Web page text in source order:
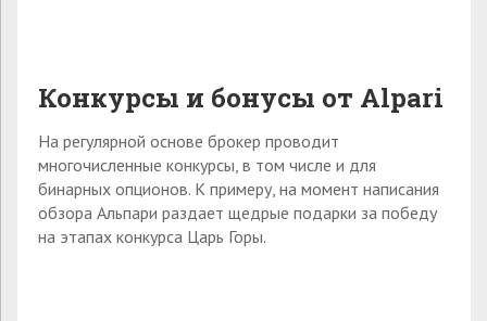
Конкурсы и бонусы от Alpari
На регулярной основе брокер проводит
многочисленные конкурсы, в том числе и для
бинарных опционов. К примеру, на момент написания
обзора Альпари раздает щедрые подарки за победу
на этапах конкурса Царь Горы.